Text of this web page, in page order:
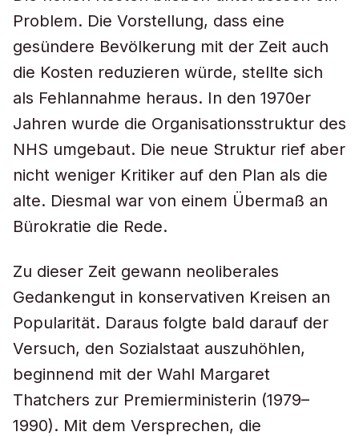
Problem. Die Vorstellung, dass eine
gesündere Bevölkerung mit der Zeit auch
die Kosten reduzieren würde, stellte sich
als Fehlannahme heraus. In den 1970er
Jahren wurde die Organisationsstruktur des
NHS umgebaut. Die neue Struktur rief aber
nicht weniger Kritiker auf den Plan als die
alte. Diesmal war von einem Übermaß an
Bürokratie die Rede.
Zu dieser Zeit gewann neoliberales
Gedankengut in konservativen Kreisen an
Popularität. Daraus folgte bald darauf der
Versuch, den Sozialstaat auszuhöhlen,
beginnend mit der Wahl Margaret
Thatchers zur Premierministerin (1979–
1990). Mit dem Versprechen, die